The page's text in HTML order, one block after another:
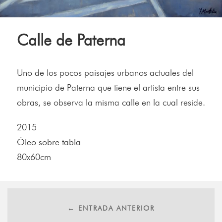
Calle de Paterna
Uno de los pocos paisajes urbanos actuales del
municipio de Paterna que tiene el artista entre sus
obras, se observa la misma calle en la cual reside.
2015
Óleo sobre tabla
80x60cm
← ENTRADA ANTERIOR